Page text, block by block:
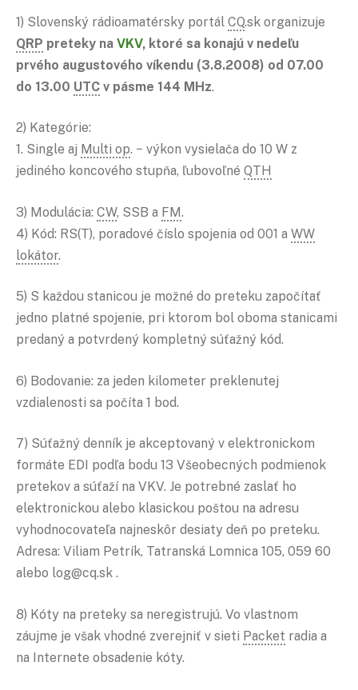
1) Slovenský rádioamatérsky portál CQ.sk organizuje
QRP preteky na VKV, ktoré sa konajú v nedeľu
prvého augustového víkendu (3.8.2008) od 07.00
do 13.00 UTC v pásme 144 MHz.
2) Kategórie:
1. Single aj Multi op. − výkon vysielača do 10 W z
jediného koncového stupňa, ľubovoľné QTH
3) Modulácia: CW, SSB a FM.
4) Kód: RS(T), poradové číslo spojenia od 001 a WW
lokátor.
5) S každou stanicou je možné do preteku započítať
jedno platné spojenie, pri ktorom bol oboma stanicami
predaný a potvrdený kompletný súťažný kód.
6) Bodovanie: za jeden kilometer preklenutej
vzdialenosti sa počíta 1 bod.
7) Súťažný denník je akceptovaný v elektronickom
formáte EDI podľa bodu 13 Všeobecných podmienok
pretekov a súťaží na VKV. Je potrebné zaslať ho
elektronickou alebo klasickou poštou na adresu
vyhodnocovateľa najneskôr desiaty deň po preteku.
Adresa: Viliam Petrík, Tatranská Lomnica 105, 059 60
alebo log@cq.sk .
8) Kóty na preteky sa neregistrujú. Vo vlastnom
záujme je však vhodné zverejniť v sieti Packet radia a
na Internete obsadenie kóty.